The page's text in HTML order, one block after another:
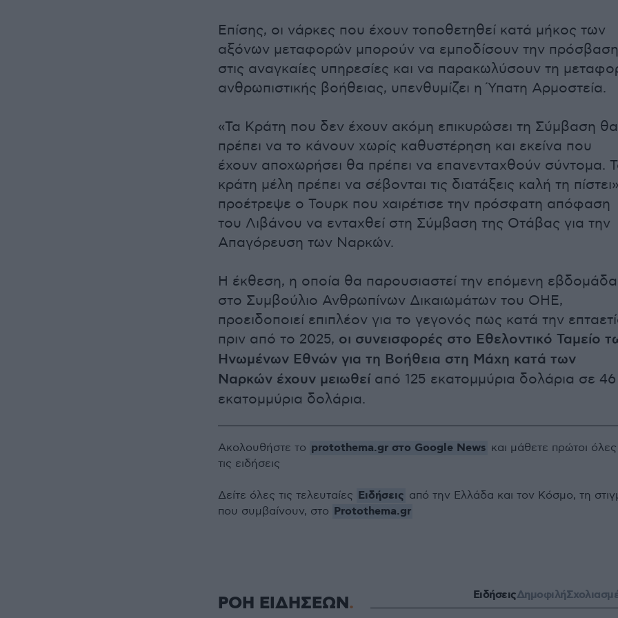
Επίσης, οι νάρκες που έχουν τοποθετηθεί κατά μήκος των
αξόνων μεταφορών μπορούν να εμποδίσουν την πρόσβαση
στις αναγκαίες υπηρεσίες και να παρακωλύσουν τη
ανθρωπιστικής βοήθειας, υπενθυμίζει η Ύπατη Αρμοστεία.
«Τα Κράτη που δεν έχουν ακόμη επικυρώσει τη Σύμβαση θα
πρέπει να το κάνουν χωρίς καθυστέρηση και εκείνα που
έχουν αποχωρήσει θα πρέπει να επανενταχθούν σύντομα.
κράτη μέλη πρέπει να σέβονται τις διατάξεις καλή τη
προέτρεψε ο Τουρκ που χαιρέτισε την πρόσφατη απόφαση
του Λιβάνου να ενταχθεί στη Σύμβαση της Οτάβας για την
Απαγόρευση των Ναρκών.
Η έκθεση, η οποία θα παρουσιαστεί την επόμενη εβδομάδα
στο Συμβούλιο Ανθρωπίνων Δικαιωμάτων του ΟΗΕ,
προειδοποιεί επιπλέον για το γεγονός πως κατά την
πριν από το 2025, οι συνεισφορές στο Εθελοντικό Ταμείο
Ηνωμένων Εθνών για τη Βοήθεια στη Μάχη κατά των
Ναρκών έχουν μειωθείαπό 125 εκατομμύρια δολάρια σε 46
εκατομμύρια δολάρια.
Ακολουθήστε το protothema.gr στο Google News και μάθετε πρώτοι όλες
τις ειδήσεις
Δείτε όλες τις τελευταίες Ειδήσεις από την Ελλάδα και τον Κόσμο, τη
που συμβαίνουν, στο Protothema.gr
ΡΟΗ ΕΙΔΗΣΕΩΝ ΕιδήσειςΔημοφιλή